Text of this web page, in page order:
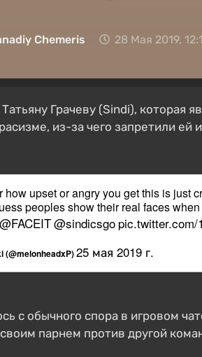
Chemеris 28 Мая 2019,
Грачеву (Sindi), которая
из-за чего запретили ей
how upset or angry you get this is just
peoples show their real faces
@FACEIT@sindicsgo pic.twitter.com/
(@melonheadxP)25 мая 2019 г.
с обычного спора в игровом
парнем против другой